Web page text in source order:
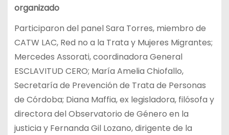
organizado
Participaron del panel Sara Torres, miembro de
CATW LAC, Red no a la Trata y Mujeres Migrantes;
Mercedes Assorati, coordinadora General
ESCLAVITUD CERO; María Amelia Chiofallo,
Secretaría de Prevención de Trata de Personas
de Córdoba; Diana Maffia, ex legisladora, filósofa y
directora del Observatorio de Género en la
justicia y Fernanda Gil Lozano, dirigente de la